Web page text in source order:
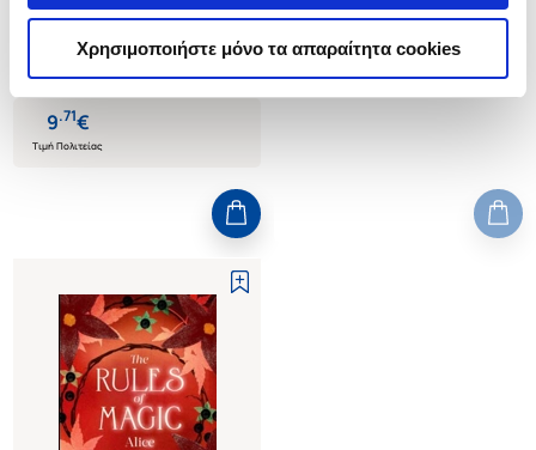
Χρησιμοποιήστε μόνο τα απαραίτητα cookies
Κωδ. Πολιτείας:3729-0035
9.71€
Τιμή Πολιτείας
Κωδ. Πολιτείας:4590-0182